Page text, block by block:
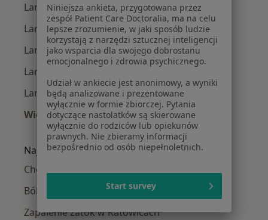
Laryngolodzy dziecięcy w Chorzowie
Laryngolodzy dziecięcy w Gliwicach
Laryngolodzy dziecięcy w Piekarach Śląskich
Laryngolodzy dziecięcy w Dąbrowie Górniczej
Laryngolodzy dziecięcy w Sosnowcu
Więcej (13)
Więcej w kategorii: W pobliżu Katowic
Najczęście leczone choroby
Choroby laryngologiczne w Katowicach
Ból zatok w Katowicach
Zapalenie zatok w Katowicach
Niniejsza ankieta, przygotowana przez
zespół Patient Care Doctoralia, ma na celu
lepsze zrozumienie, w jaki sposób ludzie
korzystają z narzędzi sztucznej inteligencji
jako wsparcia dla swojego dobrostanu
emocjonalnego i zdrowia psychicznego.
Udział w ankiecie jest anonimowy, a wyniki
będą analizowane i prezentowane
wyłącznie w formie zbiorczej. Pytania
dotyczące nastolatków są skierowane
wyłącznie do rodziców lub opiekunów
prawnych. Nie zbieramy informacji
bezpośrednio od osób niepełnoletnich.
Start survey